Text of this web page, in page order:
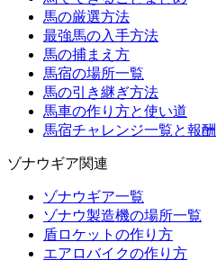
馬の厳選方法
最強馬の入手方法
馬の捕まえ方
馬宿の場所一覧
馬の引き継ぎ方法
馬車の作り方と使い道
馬宿チャレンジ一覧と報酬
ゾナウギア関連
ゾナウギア一覧
ゾナウ製造機の場所一覧
盾ロケットの作り方
エアロバイクの作り方